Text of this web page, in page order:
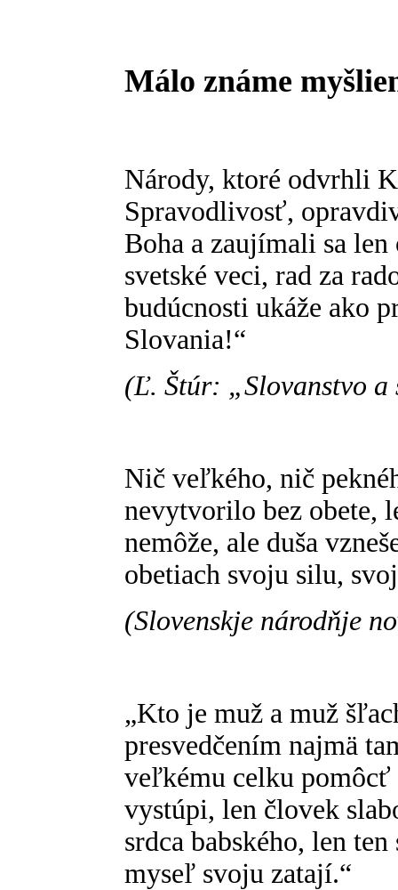
Málo známe
Národy, ktoré odvrhli
Spravodlivosť,
Boha a zaujímali sa len
svetské veci, rad za
budúcnosti ukáže ako
Slovania!“
(Ľ. Štúr: „Slovanstvo a
Nič veľkého, nič
nevytvorilo bez obete,
nemôže, ale duša
obetiach svoju silu,
(Slovenskje národňje
„Kto je muž a muž
presvedčením najmä
veľkému celku pomôcť
vystúpi, len človek
srdca babského, len
myseľ svoju zatají.“